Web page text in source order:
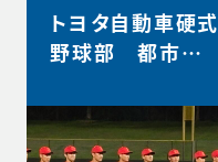
る。これまで蓄積した
ものタフなゲームで
やってみる。主観的な
う整理するか。翌日の
練習から次のステー
トヨタ自動車硬式
野球部 都市対
場決定